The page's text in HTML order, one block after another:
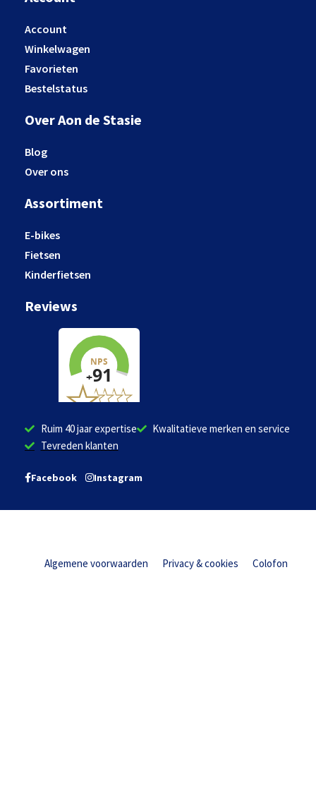
Account
Winkelwagen
Favorieten
Bestelstatus
Over Aon de Stasie
Blog
Over ons
Assortiment
E-bikes
Fietsen
Kinderfietsen
Reviews
Ruim 40 jaar expertise
Kwalitatieve merken en service
Tevreden klanten
Facebook Instagram
Algemene voorwaarden Privacy & cookies Colofon